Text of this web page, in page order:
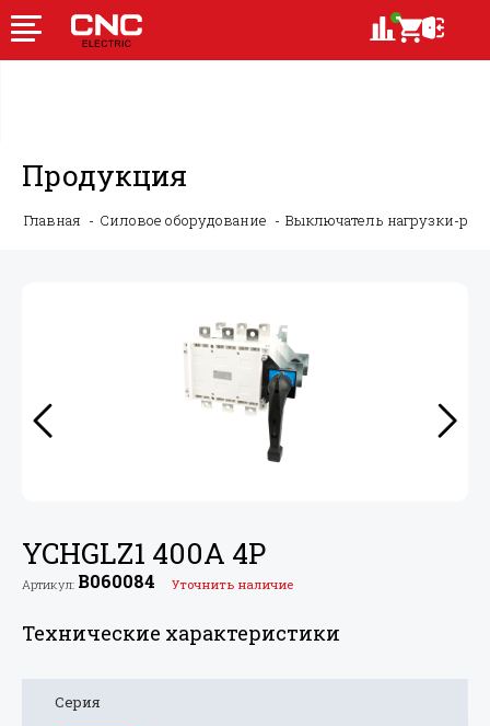
Продукция
Главная Силовое оборудование Выключатель нагрузки-
YCHGLZ1 400А 4P
Артикул: B060084 Уточнить наличие
Технические характеристики
Серия